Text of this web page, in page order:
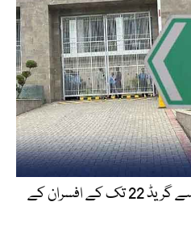
اسلام آباد ہائیکورٹ: گریڈ 17 سے گریڈ 22 تک کے افسران کے